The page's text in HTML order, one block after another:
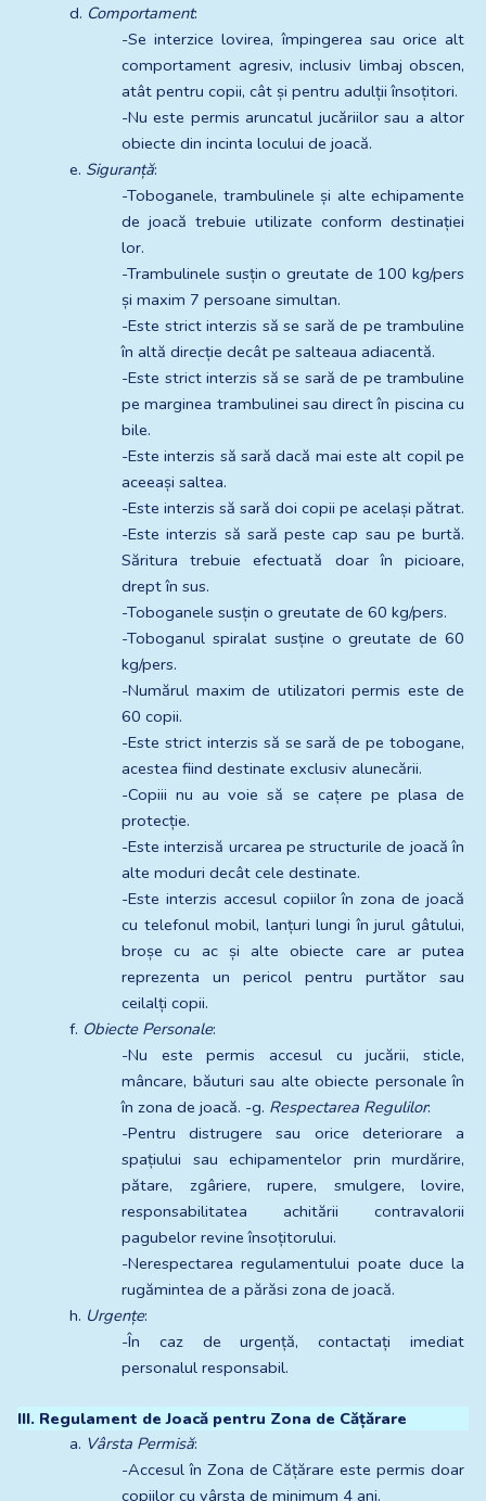
d. Comportament:
-Se interzice lovirea, împingerea sau orice alt
comportament agresiv, inclusiv limbaj obscen,
atât pentru copii, cât și pentru adulții însoțitori.
-Nu este permis aruncatul jucăriilor sau a altor
obiecte din incinta locului de joacă.
e. Siguranță:
-Toboganele, trambulinele și alte echipamente
de joacă trebuie utilizate conform destinației
lor.
-Trambulinele susțin o greutate de 100 kg/pers
și maxim 7 persoane simultan.
-Este strict interzis să se sară de pe trambuline
în altă direcție decât pe salteaua adiacentă.
-Este strict interzis să se sară de pe trambuline
pe marginea trambulinei sau direct în piscina cu
bile.
-Este interzis să sară dacă mai este alt copil pe
aceeași saltea.
-Este interzis să sară doi copii pe același pătrat.
-Este interzis să sară peste cap sau pe burtă.
Săritura trebuie efectuată doar în picioare,
drept în sus.
-Toboganele susțin o greutate de 60 kg/pers.
-Toboganul spiralat susține o greutate de 60
kg/pers.
-Numărul maxim de utilizatori permis este de
60 copii.
-Este strict interzis să se sară de pe tobogane,
acestea fiind destinate exclusiv alunecării.
-Copiii nu au voie să se cațere pe plasa de
protecție.
-Este interzisă urcarea pe structurile de joacă în
alte moduri decât cele destinate.
-Este interzis accesul copiilor în zona de joacă
cu telefonul mobil, lanțuri lungi în jurul gâtului,
broșe cu ac și alte obiecte care ar putea
reprezenta un pericol pentru purtător sau
ceilalți copii.
f. Obiecte Personale:
-Nu este permis accesul cu jucării, sticle,
mâncare, băuturi sau alte obiecte personale în
în zona de joacă. -g. Respectarea Regulilor:
-Pentru distrugere sau orice deteriorare a
spațiului sau echipamentelor prin murdărire,
pătare, zgâriere, rupere, smulgere, lovire,
responsabilitatea achitării contravalorii
pagubelor revine însoțitorului.
-Nerespectarea regulamentului poate duce la
rugămintea de a părăsi zona de joacă.
h. Urgențe:
-În caz de urgență, contactați imediat
personalul responsabil.
III. Regulament de Joacă pentru Zona de Cățărare
a. Vârsta Permisă:
-Accesul în Zona de Cățărare este permis doar
copiilor cu vârsta de minimum 4 ani.